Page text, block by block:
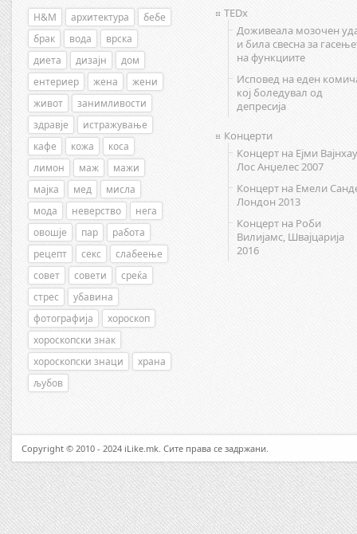
H&M архитектура
бебе
брак
вода
врска
диета
дизајн
дом
ентериер
жена
жени
живот
занимливости
здравје
истражување
кафе
кожа
коса
лимон
маж
мажи
мајка
мед
мисла
мода
неверство
нега
овошје
пар
работа
рецепт
секс
слабеење
совет
совети
среќа
стрес
убавина
фотографија
хороскоп
хороскопски знак
хороскопски знаци
храна
љубов
TEDx
Доживеала мозочен
и била свесна за
на функциите
Исповед на еден
кој боледувал од
депресија
Концерти
Концерт на Ејми
Лос Анџелес 2007
Концерт на Емели
Лондон 2013
Концерт на Роби
Вилијамс, Швајцарија
2016
Copyright © 2010 - 2024 iLike.mk. Сите права се задржани.